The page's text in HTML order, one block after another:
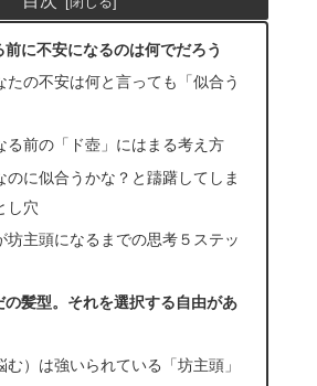
前に不安になるのは何でだろう
たの不安は何と言っても「似合う
る前の「ド壺」にはまる考え方
のに似合うかな？と躊躇してしま
し穴
坊主頭になるまでの思考５ステッ
の髪型。それを選択する自由があ
む）は強いられている「坊主頭」